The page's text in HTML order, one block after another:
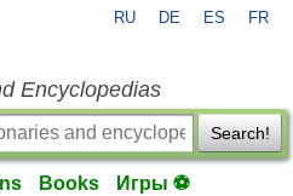
RU DE ES FR
Encyclopedias
Search!
Books Игры ⚽